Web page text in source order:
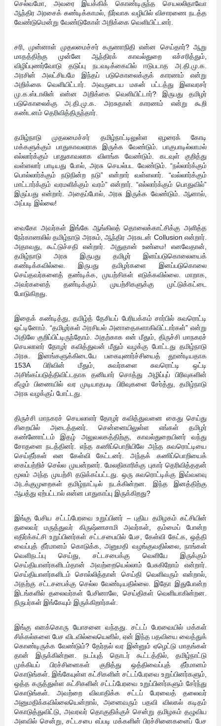
செல்வமோ, அவரை இயக்கிக் கொண்டிருந்த செயலலிதாவோ
ஆந்திர அரசைக் கண்டிக்காமல், நிர்வாக வழியில் விசாரணை நடத்த
வேண்டுமென்று வேண்டுகோள் அறிக்கை வெளியிட்டனர்.
சரி, முன்னாள் முதலமைச்சர் கருணாநிதி என்ன செய்தார்? ஆறு
மாதத்திற்கு முன்னே ஆந்திரக் காவல்துறை எச்சரித்தும்,
விழிப்புணர்வோடு தடுப்பு நடவடிக்கையில் ஈடுபடாத அ.தி.மு.க.
அரசின் அலட்சியமே இந்தப் படுகொலைக்குக் காரணம் என்று
அறிக்கை வெளியிட்டார். அவருடைய மகன் பட்டத்து இளவரசர்
மு.க.ஸ்டாலின் என்ன அறிக்கை வெளியிட்டார்? இருபது தமிழர்
படுகொலைக்கு அ.தி.மு.க. அரசுதான் காரணம் என்று கூறி
கண்டனம் தெரிவித்திருந்தார்.
தமிழ்நாடு முதலமைச்சர் தமிழ்நாட்டிலுள்ள ஏழரைக் கோடி
மக்களுக்கும் பாதுகாவலராக இருக்க வேண்டும். பாகுபாடில்லாமல்
எல்லார்க்கும் பாதுகாவலாக விளங்க வேண்டும். கடவுள் குறித்து
வள்ளலார் பாடியது போல், அரசு செயல்பட வேண்டும். “நல்லார்க்கும்
பொல்லார்க்கும் நடுநின்ற நடு” என்றார் வள்ளலார். “வல்லார்க்கும்
மாட்டார்க்கும் வரமளிக்கும் வரம்” என்றார். “எல்லார்க்கும் பொதுவில்”
இருப்பது என்றார். அதைப்போல், அரசு இருக்க வேண்டும். ஆனால்,
அப்படி இல்லை!
வைகோ அவர்கள் இங்கே ஆங்கிலத் தொலைக்காட்சிக்கு அளித்த
நேர்காணலில் தமிழ்நாடு அரசும், ஆந்திர அரசுடன் Collusion என்றார்.
அதாவது, கூட்டுச்சதி என்றார். அதுதான் உண்மை! எனவேதான்,
தமிழ்நாடு அரசு இருபது தமிழர் இனப்படுகொலையைக்
கண்டிக்கவில்லை. இருபது தமிழர்களை இனப்படுகொலை
செய்தவர்களைத் தண்டிக்க, முயற்சிகள் எடுக்கவில்லை. மாறாக,
அவர்களைத் தண்டிக்கும் முயற்சிகளுக்கு முட்டுக்கட்டை
போடுகிறது.
இதைக் கண்டித்து, தமிழ்த் தேசியப் பேரியக்கம் சார்பில் சுவரொட்டி
ஒட்டினோம். “தமிழர்கள் அரசியல் அனாதைகளாகிவிட்டார்கள்” என்று
அதிலே குறிப்பிட்டிருந்தோம். அதற்காக என் மீதும், திருச்சி மாநகரச்
செயலாளர் தோழர் கவித்துவன் மீதும் வழக்கு போட்டது தமிழ்நாடு
அரசு. இனங்களுக்கிடையே பகையுணர்ச்சியைத் தூண்டியதாக
153A பிரிவின் மீதும், சுவர்களை சுவரொட்டி ஒட்டி
அசிங்கப்படுத்திவிட்டதாக தனியார் சொத்து அழிப்புப் பிரிவுகளின்
கீழும் பிணையில் வர முடியாதபடி பிரிவுகளை சேர்த்து, தமிழ்நாடு
அரசு வழக்குப் போட்டது.
திருச்சி மாநகரச் செயலாளர் தோழர் கவித்துவனை கைது செய்து
சிறையில் அடைத்தனர். சென்னையிலுள்ள எங்கள் தமிழர்
கண்ணோட்டம் இதழ் அலுவலகத்திற்கு, காவல்துறையினர் வந்து
சோதனை நடத்தினர். எந்த கணிப்பொறியிலே அந்த சுவரொட்டியை
செய்தீர்கள் என கேள்வி கேட்டனர். அந்தக் கணிப்பொறியைக்
கைப்பற்றிச் செல்ல முயன்றனர். மேலதிகாரிக்கு புகார் தெரிவித்ததன்
மூலம் அந்த முயற்சி தடுக்கப்பட்டது. ஒரு சுவரொட்டிக்கு இவ்வளவு
அடக்குமுறைகள் தமிழ்நாட்டில் நடக்கின்றன. இந்த இனத்திற்கு
ஆபத்து ஏற்பட்டால் என்ன பாதுகாப்பு இருக்கிறது?
இங்கு பேசிய சட்டப்பேரவை உறுப்பினர் – புதிய தமிழகம் கட்சியின்
தலைவர் மருத்துவர் கிருஷ்ணசாமி அவர்கள், தம்மைப் போன்ற
எதிர்க்கட்சி உறுப்பினர்கள் சட்டசபையில் பேச, கேள்வி கேட்க, ஒத்தி
வைப்புத் தீர்மானம் கொடுக்க, அனுமதி வழங்குவதில்லை, நாங்கள்
வெளிநடப்பு செய்து, சட்டசபைக்கு வெளியே இருக்கும்
செய்தியாளர்களிடம்தான் அவற்றையெல்லாம் பேசுகிறோம் என்றார்.
செய்தியாளர்களிடம் சொல்லித்தான் செய்தி வெளிவரும் என்றால்,
அதற்கு சட்டசபைக்கு செல்ல வேண்டியதில்லை. இதோ இதுபோன்ற
இடங்களில் தலைவர்கள் பேசினாலே, செய்திகள் வெளியாகின்றன.
நிருபர்கள் இங்கேயும் இருக்கிறார்கள்.
இங்கு எனக்கொரு யோசனை வந்தது. சட்டப் பேரவையில் மக்கள்
சிக்கல்களை பேச விடவில்லையெனில், ஏன் இந்த பதவியை வைத்துக்
கொண்டிருக்க வேண்டும்? தேர்தல் வர இன்னும் ஏழெட்டு மாதங்கள்
தான் இருக்கின்றன. நடப்புத் தொடர் கூட்டத்தில், தமிழ்நாட்டு
முக்கியப் பிரச்சினைகள் குறித்து ஒத்திவைப்புத் தீர்மானம்
கொடுங்கள். இங்கேயுள்ள கட்சிகளின் சட்டப்பேரவை உறுப்பினர்களும்,
ஒத்த கருத்துள்ள கட்சிகளின் சட்டப்பேரவை உறுப்பினர்களும் சேர்ந்து
கொடுங்கள். அவற்றை விவாதிக்க சட்டப் பேரவைத் தலைவர்
அனுமதிக்கவில்லையென்றால், அனைவரும் பதவி விலகல் கடிதம்
கொடுத்துவிட்டு, அவரவர் தொகுதிக்குச் சென்று தமிழகம் தழுவிய
அளவில் சென்று, சட்டசபை எப்படி மக்களின் பிரச்சினைகளைப் பேச